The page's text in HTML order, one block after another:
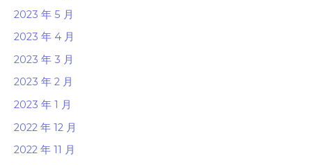
2023 年 5 月
2023 年 4 月
2023 年 3 月
2023 年 2 月
2023 年 1 月
2022 年 12 月
2022 年 11 月